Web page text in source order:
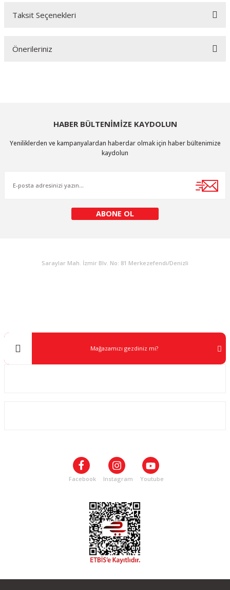
Taksit Seçenekleri
Önerileriniz
Ürün açıklamasında eksik bilgiler bulunuyor.
Gönder
HABER BÜLTENİMİZE KAYDOLUN
Yeniliklerden ve kampanyalardan haberdar olmak için haber bültenimize
kaydolun
ABONE OL
Saraylar Mah. İzmir Blv. No: 81 Merkezefendi/Denizli
Mağazamızı gezdiniz mi?
Facebook Instagram Youtube